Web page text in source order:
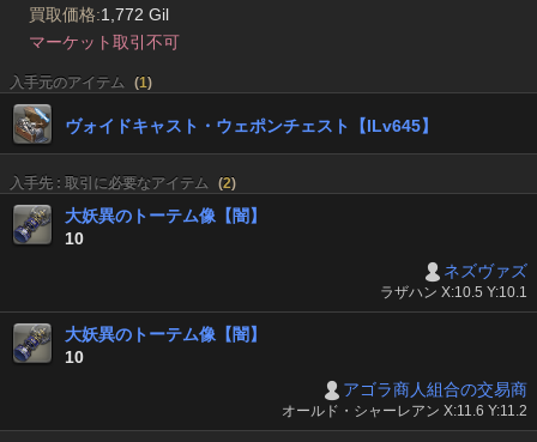
買取価格:1,772 Gil
マーケット取引不可
入手元のアイテム (1)
ヴォイドキャスト・ウェポンチェスト【ILv645】
入手先 : 取引に必要なアイテム (2)
大妖異のトーテム像【闇】
10
ネズヴァズ
ラザハン X:10.5 Y:10.1
大妖異のトーテム像【闇】
10
アゴラ商人組合の交易商
オールド・シャーレアン X:11.6 Y:11.2